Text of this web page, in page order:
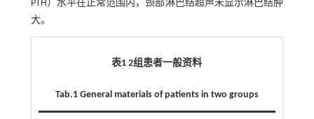
PTH）水平在正常范围内，颈部淋巴结超声未显示淋巴结肿
大。
表1 2组患者一般资料
Tab.1 General materials of patients in two groups